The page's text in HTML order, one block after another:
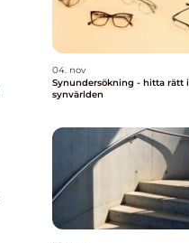
04. nov
Synundersökning - hitta rätt i
synvärlden